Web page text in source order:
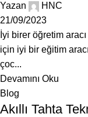
Yazan
HNC
21/09/2023
İyi birer öğretim
için iyi bir eğitim
çoc...
Devamını Oku
Blog
Akıllı Tahta